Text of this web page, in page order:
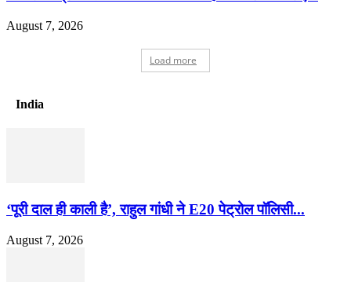
August 7, 2026
Load more
India
‘पूरी दाल ही काली है’, राहुल गांधी ने E20 पेट्रोल पॉलिसी...
August 7, 2026